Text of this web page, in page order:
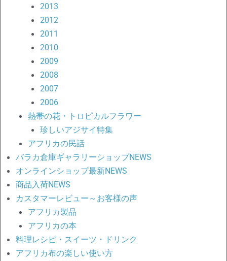
2013
2012
2011
2010
2009
2008
2007
2006
熱帯の花・トロピカルフラワー
珍しいアジサイ特集
アフリカの民話
バラカ倉庫ギャラリーショップNEWS
オンラインショップ最新NEWS
商品入荷NEWS
カスタマーレビュー～お客様の声
アフリカ製品
アフリカの本
料理レシピ・スイーツ・ドリンク
アフリカ布の楽しい使い方